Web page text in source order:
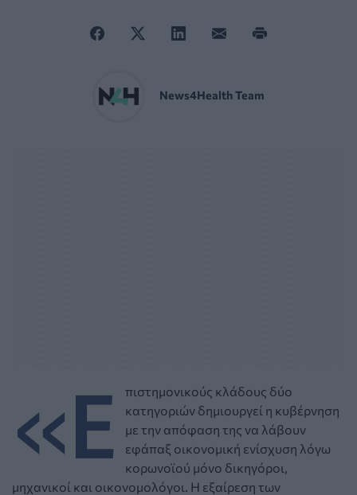
News4Health Team
«Ε
πιστημονικούς κλάδους δύο
κατηγοριών δημιουργεί η κυβέρνηση
με την απόφαση της να λάβουν
εφάπαξ οικονομική ενίσχυση λόγω
κορωνοϊού μόνο δικηγόροι,
μηχανικοί και οικονομολόγοι. Η εξαίρεση των